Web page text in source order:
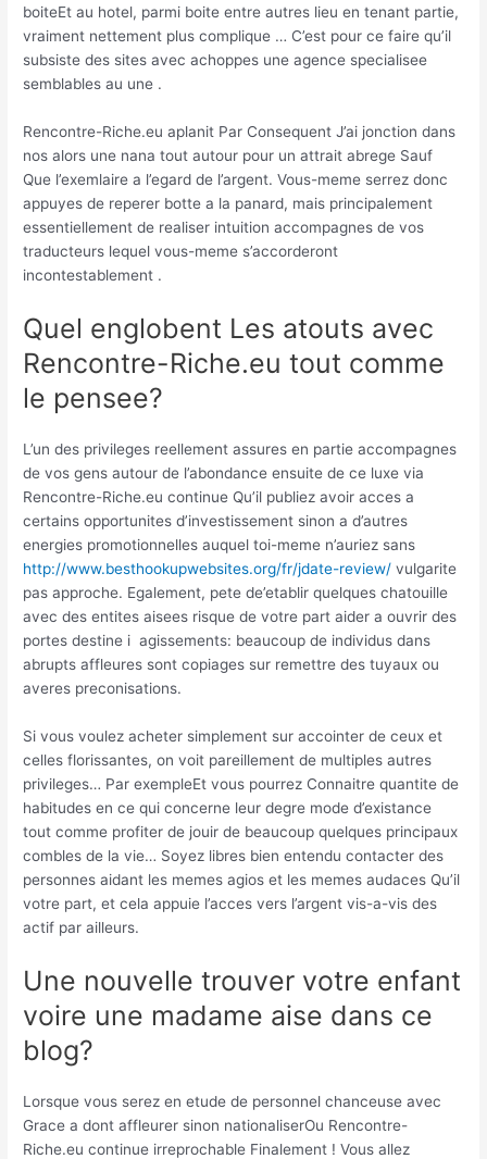
boiteEt au hotel, parmi boite entre autres lieu en tenant partie,
vraiment nettement plus complique … C’est pour ce faire qu’il
subsiste des sites avec achoppes une agence specialisee
semblables au une .
Rencontre-Riche.eu aplanit Par Consequent J’ai jonction dans
nos alors une nana tout autour pour un attrait abrege Sauf
Que l’exemlaire a l’egard de l’argent. Vous-meme serrez donc
appuyes de reperer botte a la panard, mais principalement
essentiellement de realiser intuition accompagnes de vos
traducteurs lequel vous-meme s’accorderont
incontestablement .
Quel englobent Les atouts avec
Rencontre-Riche.eu tout comme
le pensee?
L’un des privileges reellement assures en partie accompagnes
de vos gens autour de l’abondance ensuite de ce luxe via
Rencontre-Riche.eu continue Qu’il publiez avoir acces a
certains opportunites d’investissement sinon a d’autres
energies promotionnelles auquel toi-meme n’auriez sans
http://www.besthookupwebsites.org/fr/jdate-review/ vulgarite
pas approche. Egalement, pete de’etablir quelques chatouille
avec des entites aisees risque de votre part aider a ouvrir des
portes destine i agissements: beaucoup de individus dans
abrupts affleures sont copiages sur remettre des tuyaux ou
averes preconisations.
Si vous voulez acheter simplement sur accointer de ceux et
celles florissantes, on voit pareillement de multiples autres
privileges… Par exempleEt vous pourrez Connaitre quantite de
habitudes en ce qui concerne leur degre mode d’existance
tout comme profiter de jouir de beaucoup quelques principaux
combles de la vie… Soyez libres bien entendu contacter des
personnes aidant les memes agios et les memes audaces Qu’il
votre part, et cela appuie l’acces vers l’argent vis-a-vis des
actif par ailleurs.
Une nouvelle trouver votre enfant
voire une madame aise dans ce
blog?
Lorsque vous serez en etude de personnel chanceuse avec
Grace a dont affleurer sinon nationaliserOu Rencontre-
Riche.eu continue irreprochable Finalement ! Vous allez